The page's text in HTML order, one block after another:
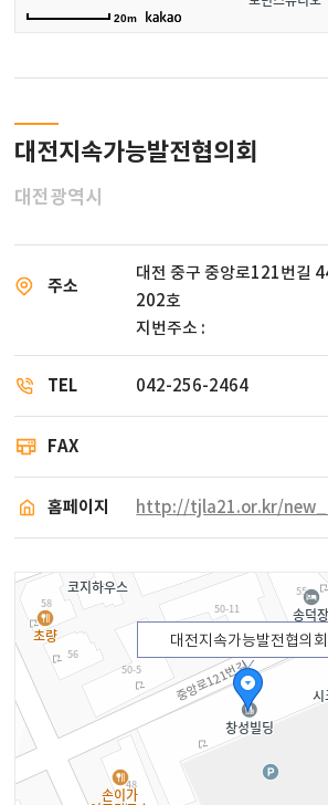
20m
대전지속가능발전협의회
대전광역시
주소
대전 중구 중앙로121번길
202호
지번주소 :
TEL 042-256-2464
FAX
홈페이지 http://tjla21.or.kr/
대전지속가능발전협의회